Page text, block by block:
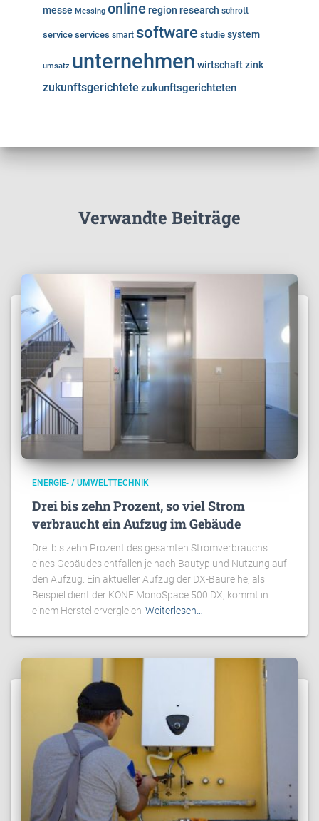
messe Messing online region research schrott
service services smart software studie system
umsatz unternehmen wirtschaftzink
zukunftsgerichtete zukunftsgerichteten
Verwandte Beiträge
ENERGIE- / UMWELTTECHNIK
Drei bis zehn Prozent, so viel Strom
verbraucht ein Aufzug im Gebäude
Drei bis zehn Prozent des gesamten Stromverbrauchs
eines Gebäudes entfallen je nach Bautyp und Nutzung auf
den Aufzug. Ein aktueller Aufzug der DX-Baureihe, als
Beispiel dient der KONE MonoSpace 500 DX, kommt in
einem Herstellervergleich Weiterlesen…